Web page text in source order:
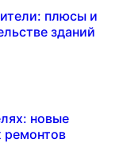
плюсы и
зданий
новые
ремонтов